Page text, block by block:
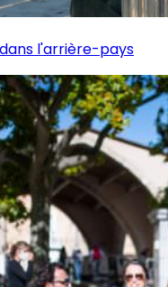
l'arrière-pays